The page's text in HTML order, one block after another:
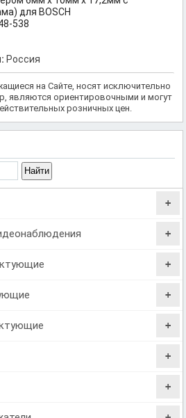
для BOSСH
538
Россия
на Сайте, носят исключительно
являются ориентировочными и могут
розничных цен.